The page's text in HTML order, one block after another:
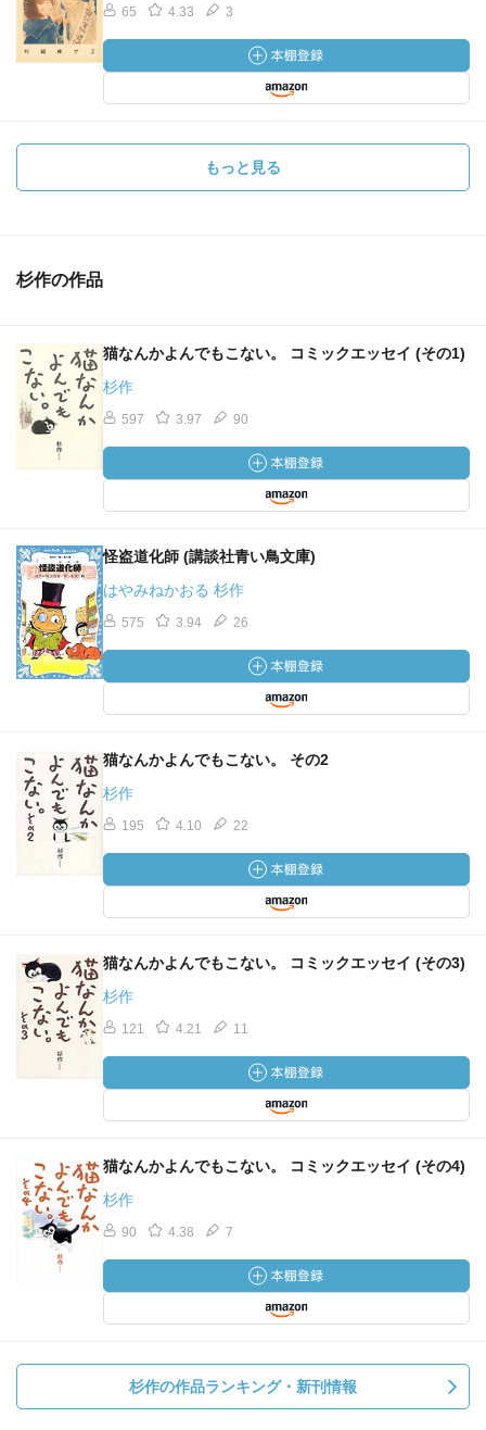
65 4.33 3
もっと見る
杉作の作品
猫なんかよんでもこない。 コミックエッセイ (その1)
杉作
597 3.97 90
怪盗道化師 (講談社青い鳥文庫)
はやみねかおる 杉作
575 3.94 26
猫なんかよんでもこない。 その2
杉作
195 4.10 22
猫なんかよんでもこない。 コミックエッセイ (その3)
杉作
121 4.21 11
猫なんかよんでもこない。 コミックエッセイ (その4)
杉作
90 4.38 7
杉作の作品ランキング・新刊情報